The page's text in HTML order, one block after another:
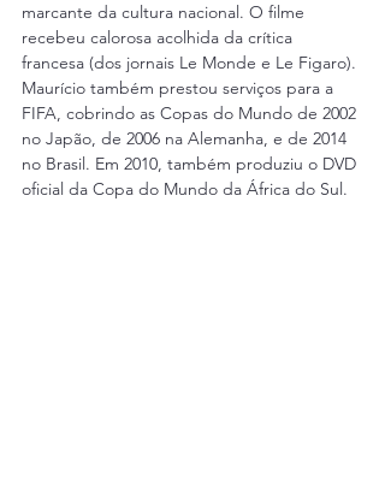
marcante da cultura nacional. O filme
recebeu calorosa acolhida da crítica
francesa (dos jornais Le Monde e Le Figaro).
Maurício também prestou serviços para a
FIFA, cobrindo as Copas do Mundo de 2002
no Japão, de 2006 na Alemanha, e de 2014
no Brasil. Em 2010, também produziu o DVD
oficial da Copa do Mundo da África do Sul.